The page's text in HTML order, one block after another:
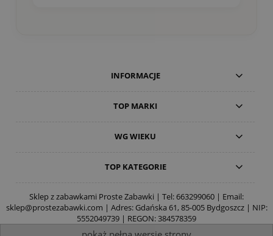
INFORMACJE
TOP MARKI
WG WIEKU
TOP KATEGORIE
Sklep z zabawkami Proste Zabawki | Tel:663299060 | Email:
sklep@prostezabawki.com | Adres: Gdańska 61, 85-005 Bydgoszcz | NIP:
5552049739 | REGON: 384578359